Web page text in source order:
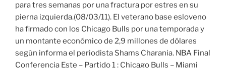
para tres semanas por una fractura por estres en su
pierna izquierda.(08/03/11). El veterano base esloveno
ha firmado con los Chicago Bulls por una temporada y
un montante económico de 2,9 millones de dólares
según informa el periodista Shams Charania. NBA Final
Conferencia Este – Partido 1 : Chicago Bulls – Miami